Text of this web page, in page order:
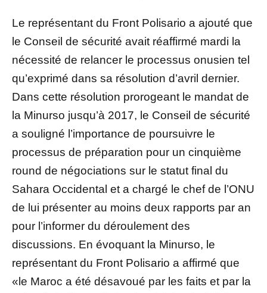
Le représentant du Front Polisario a ajouté que
le Conseil de sécurité avait réaffirmé mardi la
nécessité de relancer le processus onusien tel
qu’exprimé dans sa résolution d’avril dernier.
Dans cette résolution prorogeant le mandat de
la Minurso jusqu’à 2017, le Conseil de sécurité
a souligné l’importance de poursuivre le
processus de préparation pour un cinquième
round de négociations sur le statut final du
Sahara Occidental et a chargé le chef de l’ONU
de lui présenter au moins deux rapports par an
pour l’informer du déroulement des
discussions. En évoquant la Minurso, le
représentant du Front Polisario a affirmé que
«le Maroc a été désavoué par les faits et par la